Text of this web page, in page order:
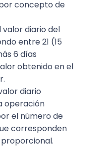
concepto de
diario del
entre 21 (15
6 días
obtenido en el
diario
operación
el número de
corresponden